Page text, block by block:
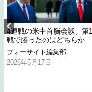
4連戦の米中首脳会談、第1
戦で勝ったのはどちらか
フォーサイト編集部
2026年5月17日